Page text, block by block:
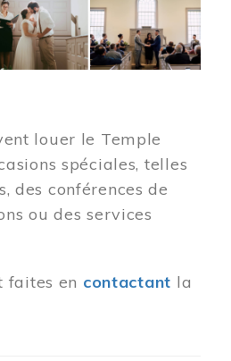
louer le Temple
spéciales, telles
des conférences de
ou des services
faites en contactant la